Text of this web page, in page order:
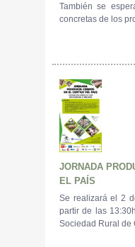
También se
concretas de los
JORNADA
EL PAÍS
Se realizará el 2
partir de las
Sociedad Rural de